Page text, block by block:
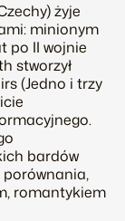
żyje
minionym
po II wojnie
stworzył
(Jedno i trzy
bardów
romantykiem